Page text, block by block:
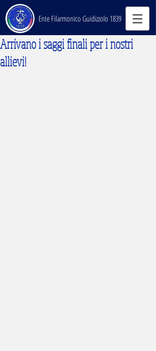
Ente Filarmonico Guidizzolo 1839
Arrivano i saggi finali per i nostri
allievi!